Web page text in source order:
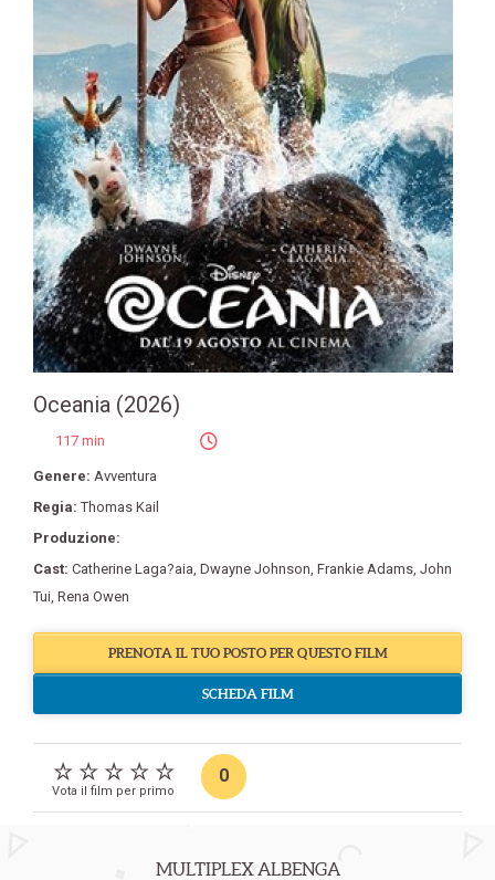
Oceania (2026)
117 min
Genere: Avventura
Regia:Thomas Kail
Produzione:
Cast: Catherine Laga?aia, Dwayne Johnson, Frankie Adams, John
Tui, Rena Owen
PRENOTA IL TUO POSTO PER QUESTO FILM
SCHEDA FILM
Vota il film per primo
0
MULTIPLEX ALBENGA